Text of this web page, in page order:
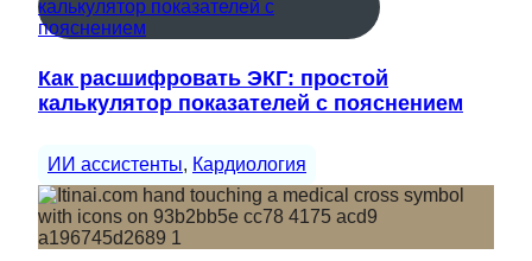
Как расшифровать ЭКГ: простой
калькулятор показателей с пояснением
ИИ ассистенты, Кардиология